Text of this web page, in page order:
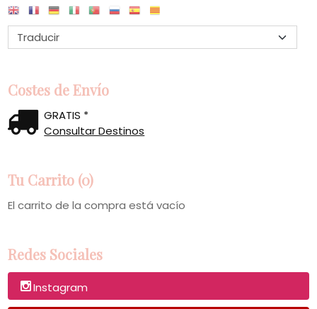
Costes de Envío
GRATIS *
Consultar Destinos
Tu Carrito (0)
El carrito de la compra está vacío
Redes Sociales
Instagram